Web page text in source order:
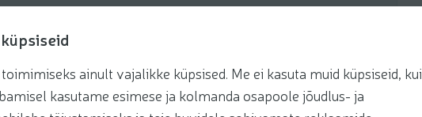
ainult vajalikke küpsised. Me ei kasuta muid küpsiseid, kui
kasutame esimese ja kolmanda osapoole jõudlus- ja